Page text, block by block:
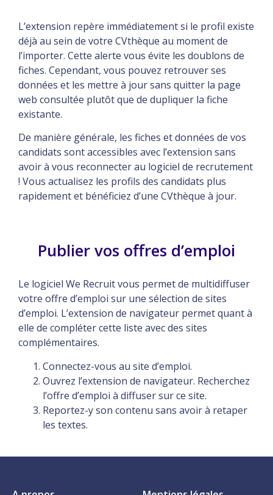
L’extension repère immédiatement si le profil existe
déjà au sein de votre CVthèque au moment de
l’importer. Cette alerte vous évite les doublons de
fiches. Cependant, vous pouvez retrouver ses
données et les mettre à jour sans quitter la page
web consultée plutôt que de dupliquer la fiche
existante.
De manière générale, les fiches et données de vos
candidats sont accessibles avec l’extension sans
avoir à vous reconnecter au logiciel de recrutement
! Vous actualisez les profils des candidats plus
rapidement et bénéficiez d’une CVthèque à jour.
Publier vos offres d’emploi
Le logiciel We Recruit vous permet de multidiffuser
votre offre d’emploi sur une sélection de sites
d’emploi. L’extension de navigateur permet quant à
elle de compléter cette liste avec des sites
complémentaires.
Connectez-vous au site d’emploi.
Ouvrez l’extension de navigateur. Recherchez
l’offre d’emploi à diffuser sur ce site.
Reportez-y son contenu sans avoir à retaper
les textes.